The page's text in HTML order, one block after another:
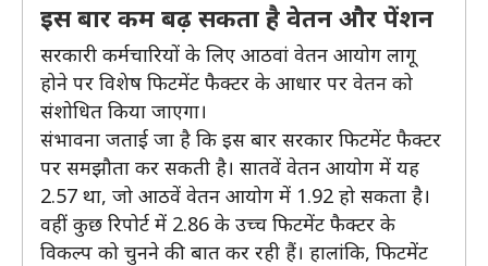
इस बार कम बढ़ सकता है वेतन और पेंशन
सरकारी कर्मचारियों के लिए आठवां वेतन आयोग लागू
होने पर विशेष फिटमेंट फैक्टर के आधार पर वेतन को
संशोधित किया जाएगा।
संभावना जताई जा है कि इस बार सरकार फिटमेंट फैक्टर
पर समझौता कर सकती है। सातवें वेतन आयोग में यह
2.57 था, जो आठवें वेतन आयोग में 1.92 हो सकता है।
वहीं कुछ रिपोर्ट में 2.86 के उच्च फिटमेंट फैक्टर के
विकल्प को चुनने की बात कर रही हैं। हालांकि, फिटमेंट